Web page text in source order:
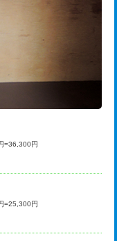
11,000円~
55,000円
33,000円
8,800円
11,000円
33,000円
=36,300円
=25,300円